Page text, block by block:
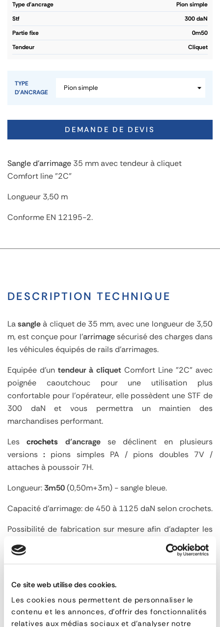
Ce site web utilise des cookies.
Les cookies nous permettent de personnaliser le
contenu et les annonces, d'offrir des fonctionnalités
relatives aux médias sociaux et d'analyser notre
type d'ancrage
Pion simple
stf
300 daN
partie fixe
0m50
tendeur
Cliquet
TYPE
D'ANCRAGE
DEMANDE DE DEVIS
Sangle d'arrimage 35 mm avec tendeur à cliquet
Comfort line "2C"
Longueur 3,50 m
Conforme EN 12195-2.
DESCRIPTION TECHNIQUE
Lasangleà cliquet de 35 mm, avec une longueur de 3,50
m, est conçue pour l'arrimagesécurisé des charges dans
les véhicules équipés de rails d'arrimages.
Equipée d'un tendeur à cliquet Comfort Line "2C" avec
poignée caoutchouc pour une utilisation plus
confortable pour l'opérateur, elle possèdent une STF de
300 daN et vous permettra un maintien des
marchandises performant.
Les
crochets d'ancragese déclinent en plusieurs
versions : pions simples PA / pions doubles 7V /
attaches à poussoir 7H.
Longueur:3m50(0,50m+3m) - sangle bleue.
Capacité d'arrimage: de 450 à 1125 daN selon crochets.
Possibilité de fabrication sur mesure afin d'adapter les
longueurs, couleurs ou personnalisation (marquage jet
d'encre).
Sangle
d'arrimage
35
PRODUITS ASSOCIÉS